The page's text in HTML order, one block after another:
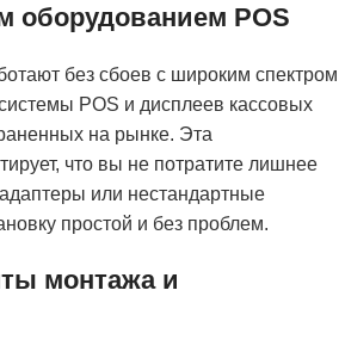
оборудованием POS
без сбоев с широким спектром
POS и дисплеев кассовых
на рынке. Эта
что вы не потратите лишнее
или нестандартные
простой и без проблем.
монтажа и